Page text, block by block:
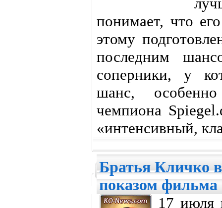
понимает, что
этому
последним
соперники, у
шанс,
чемпиона
«интенсивный,
Братья Кличко
показом
17 июля